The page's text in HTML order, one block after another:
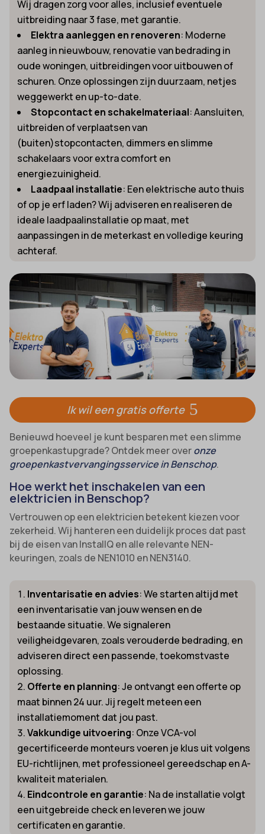
Wij dragen zorg voor alles, inclusief eventuele
uitbreiding naar 3 fase, met garantie.
Elektra aanleggen en renoveren: Moderne
aanleg in nieuwbouw, renovatie van bedrading in
oude woningen, uitbreidingen voor uitbouwen of
schuren. Onze oplossingen zijn duurzaam, netjes
weggewerkt en up-to-date.
Stopcontact en schakelmateriaal: Aansluiten,
uitbreiden of verplaatsen van
(buiten)stopcontacten, dimmers en slimme
schakelaars voor extra comfort en
energiezuinigheid.
Laadpaal installatie: Een elektrische auto thuis
of op je erf laden? Wij adviseren en realiseren de
ideale laadpaalinstallatie op maat, met
aanpassingen in de meterkast en volledige keuring
achteraf.
Ik wil een gratis offerte
Benieuwd hoeveel je kunt besparen met een slimme
groepenkastupgrade? Ontdek meer overonze
groepenkastvervangingsservice in Benschop.
Hoe werkt het inschakelen van een
elektricien in Benschop?
Vertrouwen op een elektricien betekent kiezen voor
zekerheid. Wij hanteren een duidelijk proces dat past
bij de eisen van InstallQ en alle relevante NEN-
keuringen, zoals de NEN1010 en NEN3140.
Inventarisatie en advies: We starten altijd met
een inventarisatie van jouw wensen en de
bestaande situatie. We signaleren
veiligheidgevaren, zoals verouderde bedrading, en
adviseren direct een passende, toekomstvaste
oplossing.
Offerte en planning: Je ontvangt een offerte op
maat binnen 24 uur. Jij regelt meteen een
installatiemoment dat jou past.
Vakkundige uitvoering: Onze VCA-vol
gecertificeerde monteurs voeren je klus uit volgens
EU-richtlijnen, met professioneel gereedschap en A-
kwaliteit materialen.
Eindcontrole en garantie: Na de installatie volgt
een uitgebreide check en leveren we jouw
certificaten en garantie.